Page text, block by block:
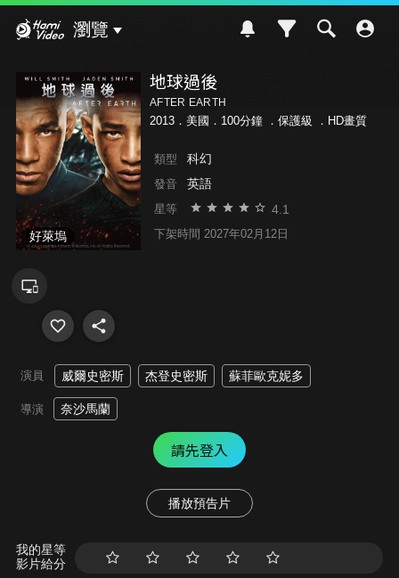
瀏覽
好萊塢
地球過後
AFTER EARTH
2013．美國．100分鐘 ． 保護級 ．HD畫質
類型 科幻
發音 英語
星等 4.1
下架時間 2027年02月12日
演員 威爾史密斯 杰登史密斯 蘇菲歐克妮多
導演 奈沙馬蘭
請先登入
播放預告片
我的星等
影片給分